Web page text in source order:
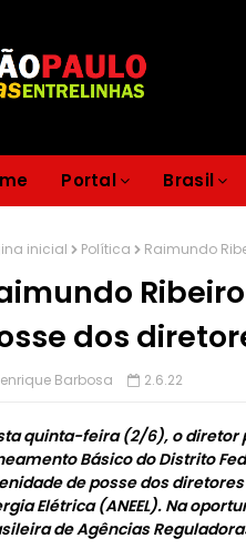
Portal Brasil
inicial Política Raimundo
dos
Barbosa 2.6.22
quinta-feira (2/6), o diretor
Básico do Distrito
de posse dos
Elétrica (ANEEL). Na
de Agências